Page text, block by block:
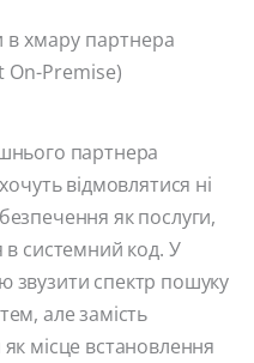
в хмару партнера
On-Premise)
партнера
відмовлятися ні
як послуги,
в системний код. У
звузити спектр пошуку
але замість
місце встановлення